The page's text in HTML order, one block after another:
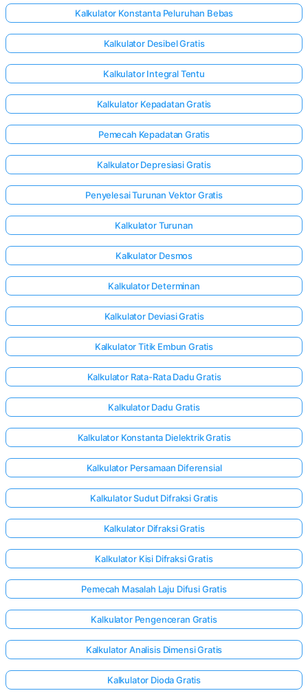
Masuk
di sini!
Kalkulator Konstanta Peluruhan Bebas
Kalkulator Desibel Gratis
Kalkulator Integral Tentu
Kalkulator Kepadatan Gratis
Pemecah Kepadatan Gratis
Kalkulator Depresiasi Gratis
Penyelesai Turunan Vektor Gratis
Kalkulator Turunan
Kalkulator Desmos
Kalkulator Determinan
Kalkulator Deviasi Gratis
Kalkulator Titik Embun Gratis
Kalkulator Rata-Rata Dadu Gratis
Kalkulator Dadu Gratis
Kalkulator Konstanta Dielektrik Gratis
Kalkulator Persamaan Diferensial
Kalkulator Sudut Difraksi Gratis
Kalkulator Difraksi Gratis
Kalkulator Kisi Difraksi Gratis
Pemecah Masalah Laju Difusi Gratis
Kalkulator Pengenceran Gratis
Kalkulator Analisis Dimensi Gratis
Kalkulator Dioda Gratis